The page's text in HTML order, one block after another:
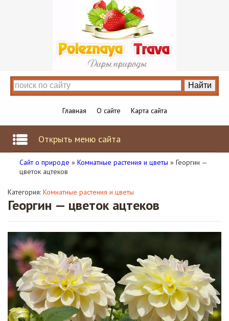
Главная О сайте Карта сайта
Открыть меню сайта
Сайт о природе » Комнатные растения и цветы » Георгин —
цветок ацтеков
Категория: Комнатные растения и цветы
Георгин — цветок ацтеков